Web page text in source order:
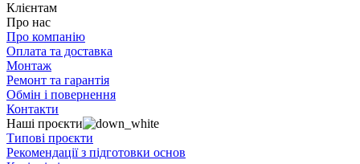
Клієнтам
Про нас
Про компанію
Оплата та доставка
Монтаж
Ремонт та гарантія
Обмін і повернення
Контакти
Наші проєкти
Типові проєкти
Рекомендації з підготовки основ